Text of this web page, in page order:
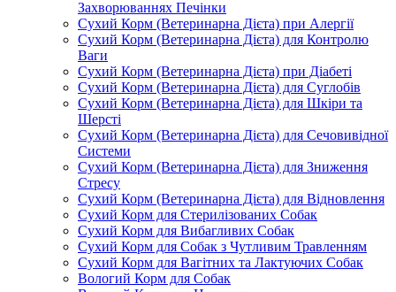
Захворюваннях Печінки
Сухий Корм (Ветеринарна Дієта) при Алергії
Сухий Корм (Ветеринарна Дієта) для Контролю
Ваги
Сухий Корм (Ветеринарна Дієта) при Діабеті
Сухий Корм (Ветеринарна Дієта) для Суглобів
Сухий Корм (Ветеринарна Дієта) для Шкіри та
Шерсті
Сухий Корм (Ветеринарна Дієта) для Сечовивідної
Системи
Сухий Корм (Ветеринарна Дієта) для Зниження
Стресу
Сухий Корм (Ветеринарна Дієта) для Відновлення
Сухий Корм для Стерилізованих Собак
Сухий Корм для Вибагливих Собак
Сухий Корм для Собак з Чутливим Травленням
Сухий Корм для Вагітних та Лактуючих Собак
Вологий Корм для Собак